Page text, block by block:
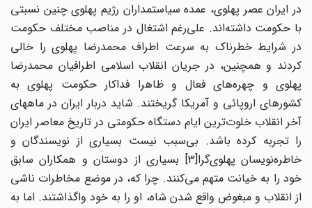
در ایران عصر پهلوی، عمده سیاستمداران رژیم پهلوی چنین نسبتی
با حکومت داشته‌اند. علی‌رغم اشتغال در مناصب مختلف حکومت
در شرایط خطرناک به سرعت اطراف محمدرضا پهلوی را خالی
کردند و همچنین، در جریان انقلاب اسلامی اطرافیان محمدرضا
پهلوی و چهره‌های فعال و ظاهرا فداکار حکومت پهلوی به
کشورهای اروپائی و آمریکا گریختند. شاید دربار ایران در ماههای
آخر انقلاب خلوت‌ترین ایام دستگاه حکومتی در تاریخ معاصر ایران
را تجربه کرده باشد. بی‌سبب نیست بسیاری از نویسندگان و
خاطره‌نویسان پهلوی
گرا[3] بسیاری از دوستان و همکاران سابق
خود را به خیانت متهم می‌کنند. چرا که، در موضع مخاطرات ناشی
از انقلاب و مبغوض واقع شدن شاه، او را به خود واگذاشتند. اما به